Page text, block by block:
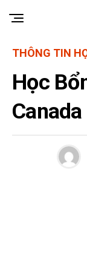
THÔNG TIN
Học